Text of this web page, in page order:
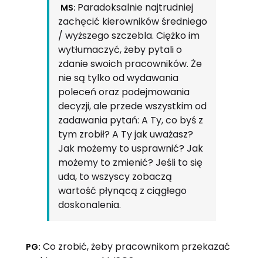
MS: Paradoksalnie najtrudniej
zachęcić kierowników średniego
/ wyższego szczebla. Ciężko im
wytłumaczyć, żeby pytali o
zdanie swoich pracowników. Że
nie są tylko od wydawania
poleceń oraz podejmowania
decyzji, ale przede wszystkim od
zadawania pytań: A Ty, co byś z
tym zrobił? A Ty jak uważasz?
Jak możemy to usprawnić? Jak
możemy to zmienić? Jeśli to się
uda, to wszyscy zobaczą
wartość płynącą z ciągłego
doskonalenia.
PG: Co zrobić, żeby pracownikom przekazać